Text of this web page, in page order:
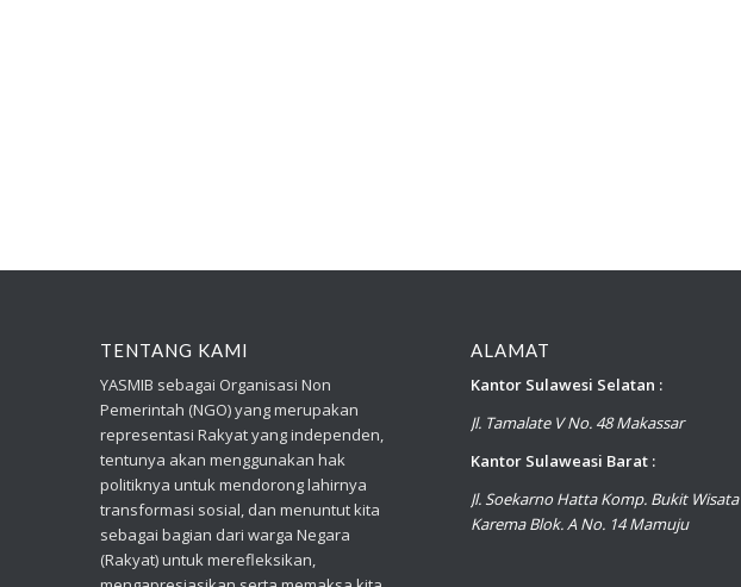
TENTANG KAMI
YASMIB sebagai Organisasi Non
Pemerintah (NGO) yang merupakan
representasi Rakyat yang independen,
tentunya akan menggunakan hak
politiknya untuk mendorong lahirnya
transformasi sosial, dan menuntut kita
sebagai bagian dari warga Negara
(Rakyat) untuk merefleksikan,
ALAMAT
Kantor Sulawesi Selatan :
Jl. Tamalate V No. 48 Makassar
Kantor Sulaweasi Barat :
Jl. Soekarno Hatta Komp. Bukit Wisata
Karema Blok. A No. 14 Mamuju